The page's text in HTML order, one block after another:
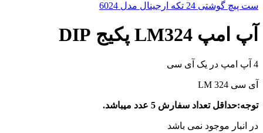
ست پیچ گوشتی 24 تکه ارجینال مدل 6024
آپ امپ LM324 پکیج DIP
4 آپ امپ در یک آی سی
آی سی 324 LM
توجه:حداقل تعداد سفارش 5 عدد میباشد.
در انبار موجود نمی باشد